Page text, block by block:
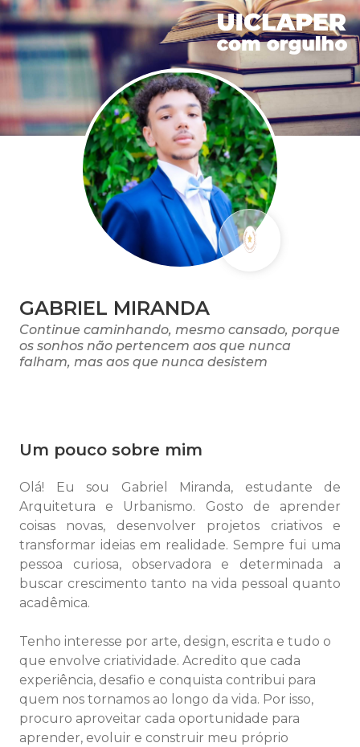
GABRIEL MIRANDA
Continue caminhando, mesmo cansado, porque
os sonhos não pertencem aos que nunca
falham, mas aos que nunca desistem
Um pouco sobre mim
Olá! Eu sou Gabriel Miranda, estudante de
Arquitetura e Urbanismo. Gosto de aprender
coisas novas, desenvolver projetos criativos e
transformar ideias em realidade. Sempre fui uma
pessoa curiosa, observadora e determinada a
buscar crescimento tanto na vida pessoal quanto
acadêmica.
Tenho interesse por arte, design, escrita e tudo o
que envolve criatividade. Acredito que cada
experiência, desafio e conquista contribui para
quem nos tornamos ao longo da vida. Por isso,
procuro aproveitar cada oportunidade para
aprender, evoluir e construir meu próprio